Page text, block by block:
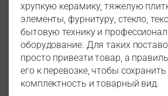
хрупкую керамику, тяжелую
элементы, фурнитуру, стекло,
бытовую технику и
оборудование. Для таких
просто привезти товар, а
его к перевозке, чтобы
комплектность и товарный вид.